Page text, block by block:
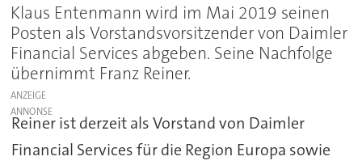
Klaus Entenmann wird im Mai 2019 seinen
Posten als Vorstandsvorsitzender von Daimler
Financial Services abgeben. Seine Nachfolge
übernimmt Franz Reiner.
ANZEIGE
Reiner ist derzeit als Vorstand von Daimler
Financial Services für die Region Europa sowie